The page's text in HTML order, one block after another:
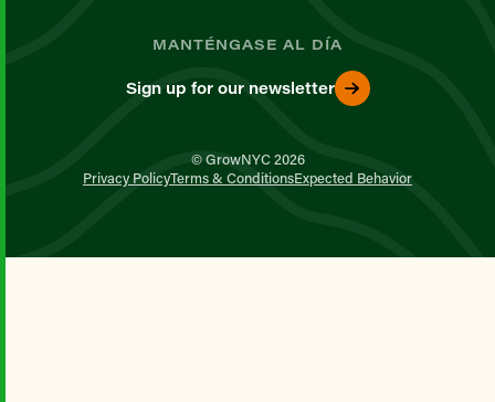
MANTÉNGASE AL DÍA
Sign up for our newsletter
© GrowNYC 2026
Privacy PolicyTerms & ConditionsExpected Behavior